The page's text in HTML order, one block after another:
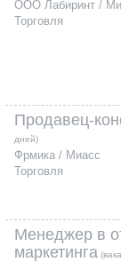
ООО Лабиринт /
Торговля
Продавец-
дней)
Фрмика / Миасс
Торговля
Менеджер в
маркетинга